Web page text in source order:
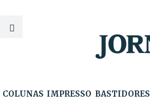
COLUNAS IMPRESSO BASTIDORES